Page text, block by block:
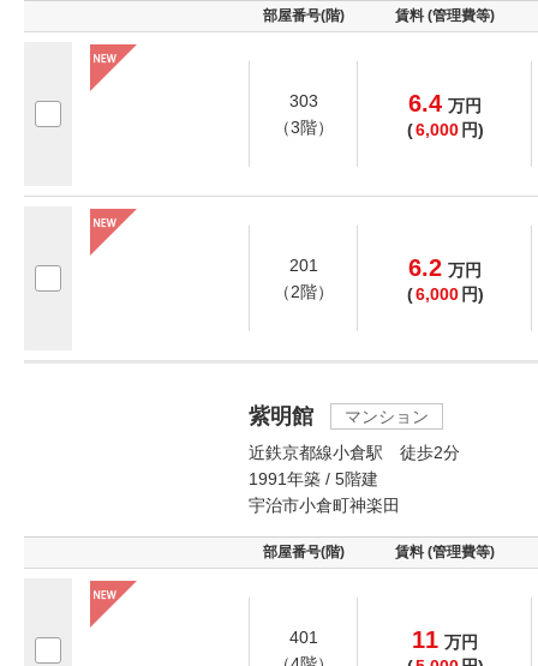
部屋番号(階) 賃料 (管理費等)
303
（3階）
6.4 万円
(6,000 円)
201
（2階）
6.2 万円
(6,000 円)
紫明館
マンション
近鉄京都線小倉駅 徒歩2分
1991年築 / 5階建
宇治市小倉町神楽田
部屋番号(階) 賃料 (管理費等)
401
11 万円